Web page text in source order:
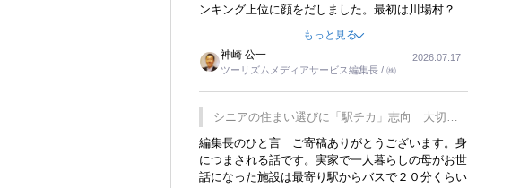
ンキング上位に顔をだしました。最初は川場村？
れ永井 彰一社長にインタビューしたら、興味深い
話が次々が飛び出しました。プレゼンも巧みで、今
でも思い出すことが２つあります。一つは、従業員
に東京ディズニーランドを見学させ、サービス業、
接客業の何かを理解してもらっていることです。
もう一つは1800円もするプレミアムヨーグルトを
販売するにあたり、社内に懸念もあったそうです。
永井社長は、駐車場に都内ナンバーの高級外車が停
まっていることに目をつけ、高級商品でも売れると
もっと見る
神崎 公一
ツーリズムメディアサービス編集長 / ㈱ツ
2026.07.17
シニアの住まい選びに「駅チカ」志向 大切な
のは出かけたくなる暮らし
編集長のひと言 ご寄稿ありがとうございます。身
につまされる話です。実家で一人暮らしの母がお世
話になった施設は最寄り駅からバスで２０分くらい